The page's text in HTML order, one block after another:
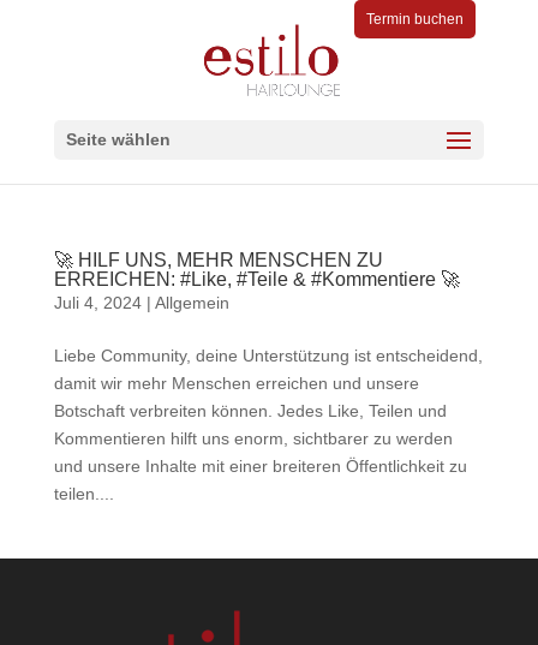
Termin buchen
Seite wählen
🚀 HILF UNS, MEHR MENSCHEN ZU
ERREICHEN: #Like, #Teile & #Kommentiere 🚀
Juli 4, 2024| Allgemein
Liebe Community, deine Unterstützung ist entscheidend,
damit wir mehr Menschen erreichen und unsere
Botschaft verbreiten können. Jedes Like, Teilen und
Kommentieren hilft uns enorm, sichtbarer zu werden
und unsere Inhalte mit einer breiteren Öffentlichkeit zu
teilen....